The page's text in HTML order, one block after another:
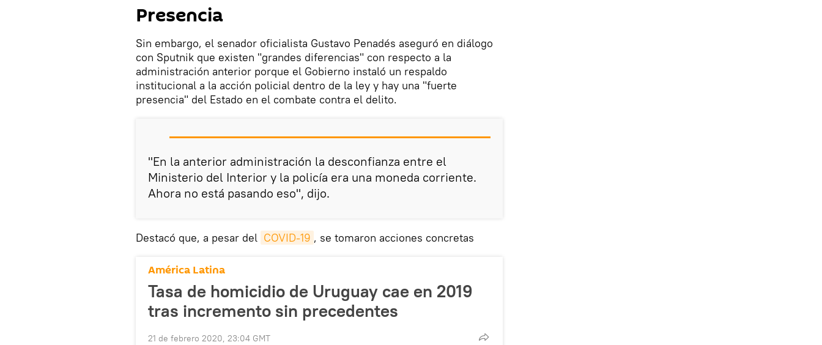
Presencia
Sin embargo, el senador oficialista Gustavo Penadés aseguró en diálogo
con Sputnik que existen "grandes diferencias" con respecto a la
administración anterior porque el Gobierno instaló un respaldo
institucional a la acción policial dentro de la ley y hay una "fuerte
presencia" del Estado en el combate contra el delito.
"En la anterior administración la desconfianza entre el
Ministerio del Interior y la policía era una moneda corriente.
Ahora no está pasando eso", dijo.
Destacó que, a pesar del COVID-19 , se tomaron acciones concretas
América Latina
Tasa de homicidio de Uruguay cae en 2019
tras incremento sin precedentes
21 de febrero 2020, 23:04 GMT